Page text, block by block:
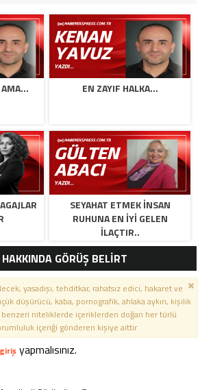
AMA… EN ZAYIF HALKA…
SEYAHAT ETMEK İNSAN
RUHUNA EN İYİ GELEN
İLAÇTIR..
GÖRÜŞ BELİRT
yasadışı, tehditkar, rahatsız edici, hakaret ve
düşürücü, kaba, pornografik, ahlaka aykırı, kişilik
benzeri niteliklerde içeriklerden doğan her türlü
içeriği gönderen kişiye aittir.
giriş yapmalısınız.